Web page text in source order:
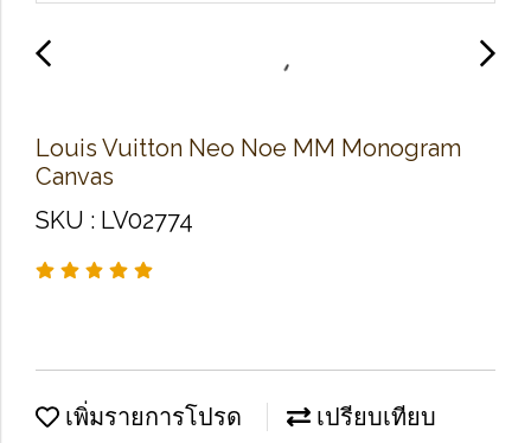
Louis Vuitton Neo Noe MM Monogram
Canvas
SKU : LV02774
เพิ่มรายการโปรด เปรียบเทียบ